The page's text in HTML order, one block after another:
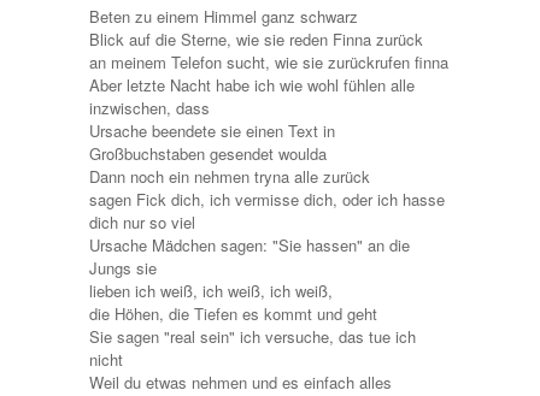
Beten zu einem Himmel ganz schwarz
Blick auf die Sterne, wie sie reden Finna zurück
an meinem Telefon sucht, wie sie zurückrufen finna
Aber letzte Nacht habe ich wie wohl fühlen alle
inzwischen, dass
Ursache beendete sie einen Text in
Großbuchstaben gesendet woulda
Dann noch ein nehmen tryna alle zurück
sagen Fick dich, ich vermisse dich, oder ich hasse
dich nur so viel
Ursache Mädchen sagen: "Sie hassen" an die
Jungs sie
lieben ich weiß, ich weiß, ich weiß,
die Höhen, die Tiefen es kommt und geht
Sie sagen "real sein" ich versuche, das tue ich
nicht
Weil du etwas nehmen und es einfach alles